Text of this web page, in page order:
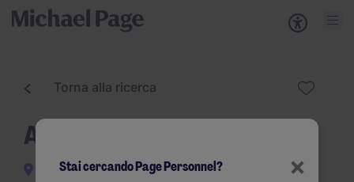
Torna alla ricerca
Account executive
Verona e provincia
×
Stai cercando Page Personnel?